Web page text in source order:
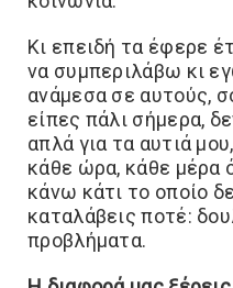
Κι επειδή τα έφερε
να συμπεριλάβω κι
ανάμεσα σε αυτούς,
είπες πάλι σήμερα,
απλά για τα αυτιά
κάθε ώρα, κάθε μέρα
κάνω κάτι το οποίο
καταλάβεις ποτέ:
προβλήματα.